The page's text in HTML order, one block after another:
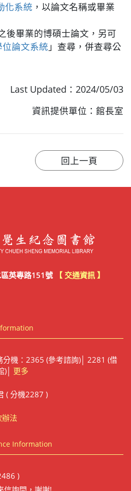
化系統 ，以論文名稱或畢業
後畢業的博碩士論文，另可
論文系統 」查尋，併查尋公
Last Updated：2024/05/03
資訊提供單位：館長室
英專路151號 【 交通資訊 】
機：2365 (參考諮詢)│ 2281 (借
更多
( 分機2287 )
法
Information
)